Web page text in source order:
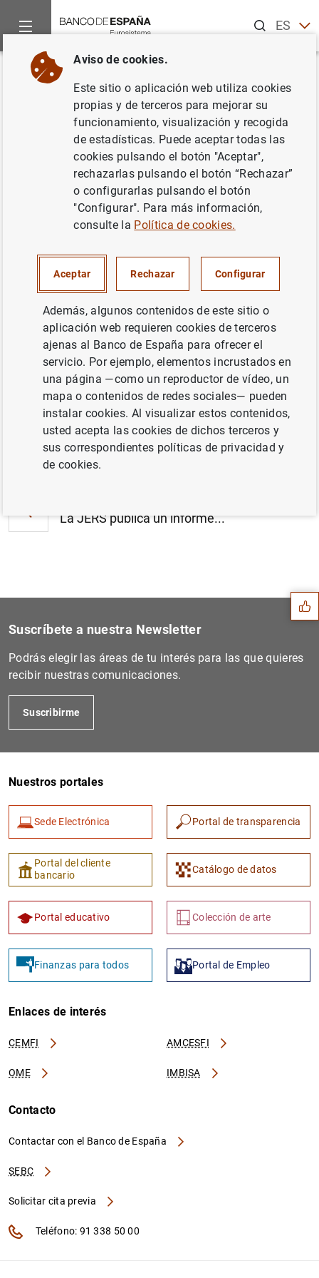
ESEN
Inicio Noticias y eventos
Volver
La Junta General de la Junta
Europea de Riesgo Sistémico
celebró su 53ª reunión ordinaria
el 21 de marzo de 2024
La Junta General de la Junta Europea de
Riesgo Sistémico celebró su 53ª reunión
ordinaria el 21 de marzo de 2024 (420KB )
La JERS publica un informe...
Siguiente
Basel Committee consults on...
Sugerencias
1 2
Suscríbete a nuestra Newsletter
Podrás elegir las áreas de tu interés para las que quieres
recibir nuestras comunicaciones.
Suscribirme
Nuestros portales
Sede Electrónica Portal de transparencia
Portal del cliente
bancario
Catálogo de datos
Portal educativo Colección de arte
Finanzas para todos Portal de Empleo
Enlaces de interés
CEMFI AMCESFI
OME IMBISA
Contacto
Contactar con el Banco de España
SEBC
Solicitar cita previa
Teléfono: 91 338 50 00
Aviso de cookies.
Este sitio o aplicación web utiliza cookies
propias y de terceros para mejorar su
funcionamiento, visualización y recogida
de estadísticas. Puede aceptar todas las
cookies pulsando el botón "Aceptar",
rechazarlas pulsando el botón “Rechazar”
o configurarlas pulsando el botón
"Configurar". Para más información,
consulte la Política de cookies.
Aceptar Rechazar Configurar
Además, algunos contenidos de este sitio o
aplicación web requieren cookies de terceros
ajenas al Banco de España para ofrecer el
servicio. Por ejemplo, elementos incrustados en
una página —como un reproductor de vídeo, un
mapa o contenidos de redes sociales— pueden
instalar cookies. Al visualizar estos contenidos,
usted acepta las cookies de dichos terceros y
sus correspondientes políticas de privacidad y
de cookies.